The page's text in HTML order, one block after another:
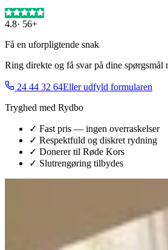
4.8· 56+
Få en uforpligtende snak
Ring direkte og få svar på dine spørgsmål
24 44 32 64Eller udfyld formularen
Tryghed med Rydbo
✓ Fast pris — ingen overraskelser
✓ Respektfuld og diskret rydning
✓ Donerer til Røde Kors
✓ Slutrengøring tilbydes